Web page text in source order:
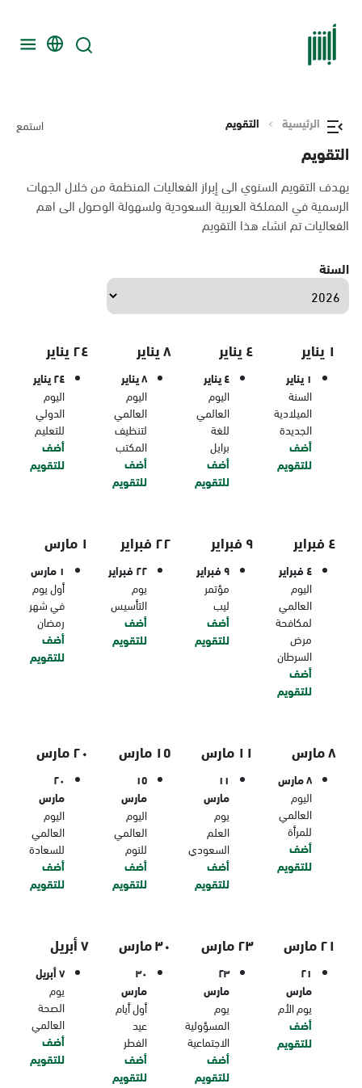
الرئيسية التقويم استمع
التقويم
يهدف التقويم السنوي الى إبراز الفعاليات المنظمة من خلال الجهات
الرسمية في المملكة العربية السعودية ولسهولة الوصول الى اهم
الفعاليات تم انشاء هذا التقويم
السنة
١ يناير
١ يناير
السنة
الميلادية
الجديدة
أضف
للتقويم
٤ يناير
٤ يناير
اليوم
العالمي
للغة
برايل
أضف
للتقويم
٨ يناير
٨ يناير
اليوم
العالمي
لتنظيف
المكتب
أضف
للتقويم
٢٤ يناير
٢٤ يناير
اليوم
الدولي
للتعليم
أضف
للتقويم
٤ فبراير
٤ فبراير
اليوم
العالمي
لمكافحة
مرض
السرطان
أضف
للتقويم
٩ فبراير
٩ فبراير
مؤتمر
ليب
أضف
للتقويم
٢٢ فبراير
٢٢ فبراير
يوم
التأسيس
أضف
للتقويم
١ مارس
١ مارس
أول يوم
في شهر
رمضان
أضف
للتقويم
٨ مارس
٨ مارس
اليوم
العالمي
للمرأة
أضف
للتقويم
١١ مارس
١١
مارس
يوم
العلم
السعودي
أضف
للتقويم
١٥ مارس
١٥
مارس
اليوم
العالمي
للنوم
أضف
للتقويم
٢٠ مارس
٢٠
مارس
اليوم
العالمي
للسعادة
أضف
للتقويم
٢١ مارس
٢١
مارس
يوم الأم
أضف
للتقويم
٢٣ مارس
٢٣
مارس
يوم
المسؤولية
الاجتماعية
أضف
للتقويم
٣٠ مارس
٣٠
مارس
أول أيام
عيد
الفطر
أضف
للتقويم
٧ أبريل
٧ أبريل
يوم
الصحة
العالمي
أضف
للتقويم